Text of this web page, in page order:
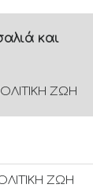
και
ΖΩΗ
ΖΩΗ